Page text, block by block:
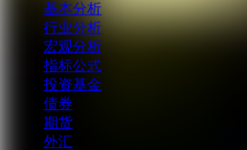
基本分析
行业分析
宏观分析
指标公式
投资基金
债券
期货
外汇